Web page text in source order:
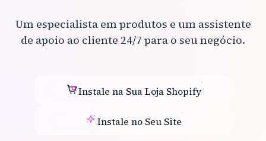
Um especialista em produtos e um assistente
de apoio ao cliente 24/7 para o seu negócio.
Instale na Sua Loja Shopify
Instale no Seu Site